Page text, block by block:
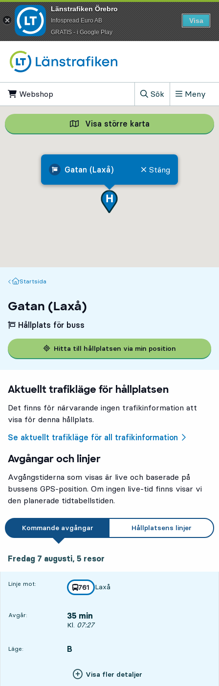
Webshop
Sök
, Visa sökfältet
Meny
Gatan (Laxå) Stäng
Visa större karta Visa större
Startsida
Startsida
Gatan (Laxå)
Hållplats för buss
Hitta till hållplatsen via min position
Aktuellt trafikläge för hållplatsen
Det finns för närvarande ingen trafikinformation att
visa för denna hållplats.
Se aktuellt trafikläge för all trafikinformation
Avgångar och linjer
Avgångstiderna som visas är live och baserade på
bussens GPS-position. Om ingen live-tid finns visar vi
den planerade tidtabellstiden.
Kommande avgångar Hållplatsens linjer
Fredag 7 augusti, 5 resor
Linje mot: linje
761
mot
Laxå
,
Avgår: 35 min
Avgår, Kl. 07:27, om 35 min
Kl. 07:27
Läge:
LÄGE, B
,
Visa fler detaljer
Länstrafiken Örebro
Infospread Euro AB
​GRATIS - i Google Play
Visa